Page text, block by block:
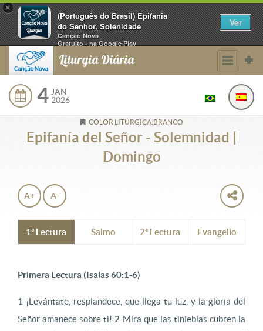
×
(Português do Brasil) Epifania
do Senhor, Solenidade
Canção Nova
Gratuito - na Google Play
Ver
Liturgia Diária
4 JAN
2026
COLOR LITÚRGICA:BRANCO
Epifanía del Señor - Solemnidad |
Domingo
A+ A-
1ª Lectura Salmo 2ª Lectura Evangelio
Primera Lectura (Isaías 60:1-6)
1 ¡Levántate, resplandece, que llega tu luz, y la gloria del
Señor amanece sobre ti! 2 Mira que las tinieblas cubren la